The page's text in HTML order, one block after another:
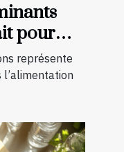
pour
représente